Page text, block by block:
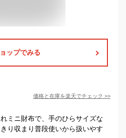
ップでみる
価格と在庫を楽天でチェック >>
ミニ財布で、手のひらサイズな
り収まり普段使いから扱いやす